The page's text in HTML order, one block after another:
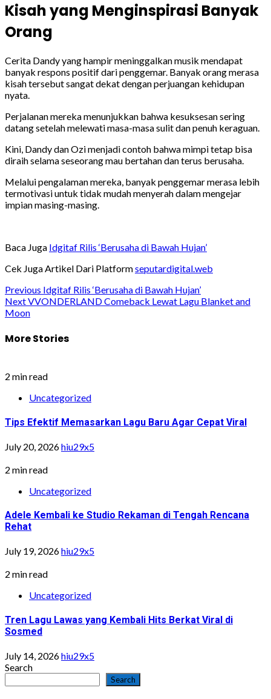
Kisah yang Menginspirasi Banyak
Orang
Cerita Dandy yang hampir meninggalkan musik mendapat
banyak respons positif dari penggemar. Banyak orang merasa
kisah tersebut sangat dekat dengan perjuangan kehidupan
nyata.
Perjalanan mereka menunjukkan bahwa kesuksesan sering
datang setelah melewati masa-masa sulit dan penuh keraguan.
Kini, Dandy dan Ozi menjadi contoh bahwa mimpi tetap bisa
diraih selama seseorang mau bertahan dan terus berusaha.
Melalui pengalaman mereka, banyak penggemar merasa lebih
termotivasi untuk tidak mudah menyerah dalam mengejar
impian masing-masing.
Baca Juga Idgitaf Rilis ‘Berusaha di Bawah Hujan’
Cek Juga Artikel Dari Platformseputardigital.web
Post
navigation
Previous Idgitaf Rilis ‘Berusaha di Bawah Hujan’
NextVVONDERLAND Comeback Lewat Lagu Blanket and
Moon
More Stories
2 min read
Uncategorized
Tips Efektif Memasarkan Lagu Baru Agar Cepat Viral
July 20, 2026hiu29x5
2 min read
Uncategorized
Adele Kembali ke Studio Rekaman di Tengah Rencana
Rehat
July 19, 2026hiu29x5
2 min read
Uncategorized
Tren Lagu Lawas yang Kembali Hits Berkat Viral di
Sosmed
July 14, 2026hiu29x5
Search
Search